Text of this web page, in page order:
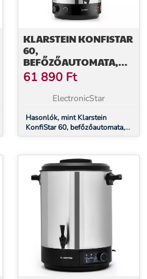
KLARSTEIN KONFISTAR
60,
BEFŐZŐAUTOMATA,
ITALADAGOLÓ, 60 L,
2500 W, 100 °C, 120
PERC, ROZSDAMENTES
61 890 Ft
ElectronicStar
Hasonlók, mint Klarstein
KonfiStar 60, befőzőautomata,
italadagoló, 60 l, 2500 W, 100